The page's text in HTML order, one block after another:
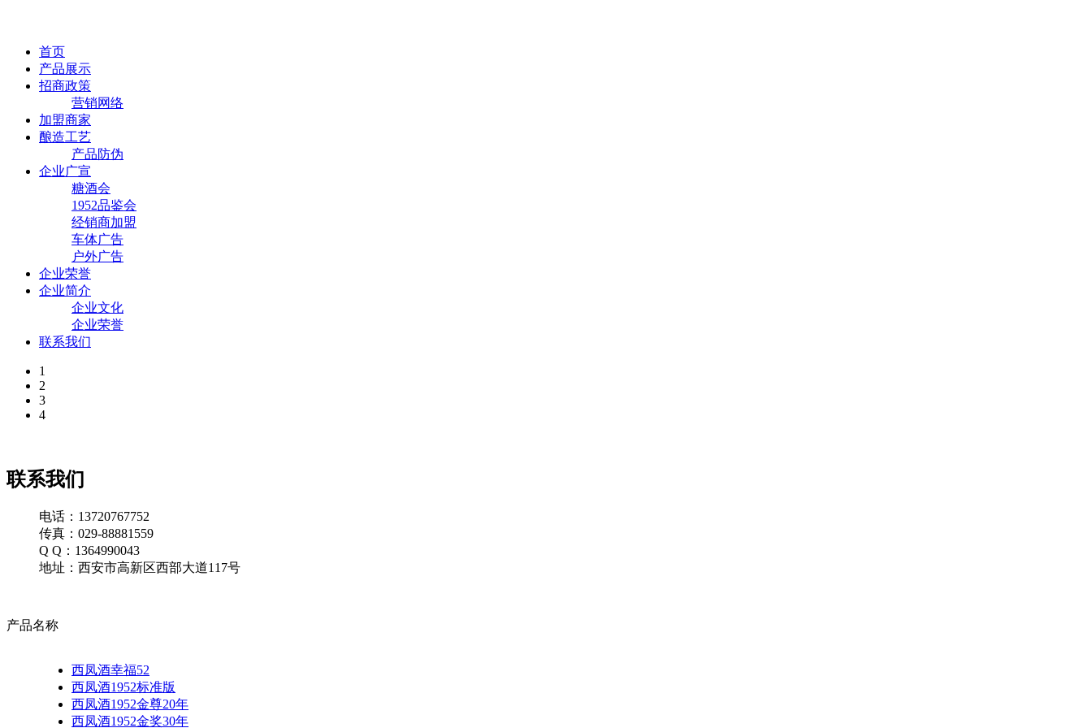
首页
产品展示
招商政策
营销网络
加盟商家
酿造工艺
产品防伪
企业广宣
糖酒会
1952品鉴会
经销商加盟
车体广告
户外广告
企业荣誉
企业简介
企业文化
企业荣誉
联系我们
1
2
3
4
联系我们
电话：13720767752
传真：029-88881559
Q Q：1364990043
地址：西安市高新区西部大道117号
产品名称
西凤酒幸福52
西凤酒1952标准版
西凤酒1952金尊20年
西凤酒1952金奖30年